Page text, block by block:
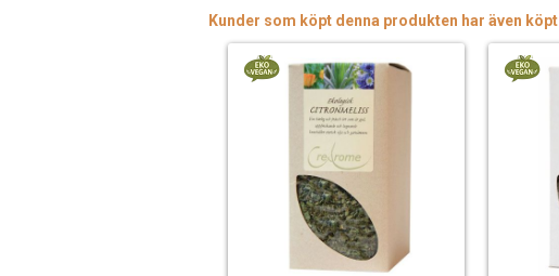
Kunder som köpt denna produkten har även köpt